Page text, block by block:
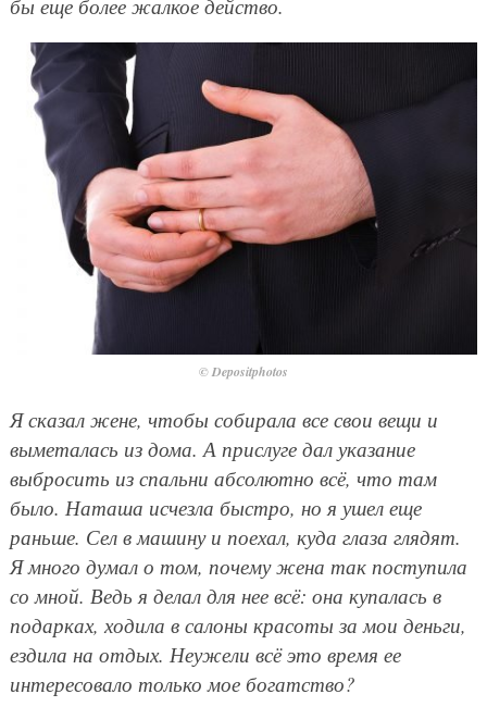
бы еще более жалкое действо.
© Depositphotos
Я сказал жене, чтобы собирала все свои вещи и
выметалась из дома. А прислуге дал указание
выбросить из спальни абсолютно всё, что там
было. Наташа исчезла быстро, но я ушел еще
раньше. Сел в машину и поехал, куда глаза глядят.
Я много думал о том, почему жена так поступила
со мной. Ведь я делал для нее всё: она купалась в
подарках, ходила в салоны красоты за мои деньги,
ездила на отдых. Неужели всё это время ее
интересовало только мое богатство?